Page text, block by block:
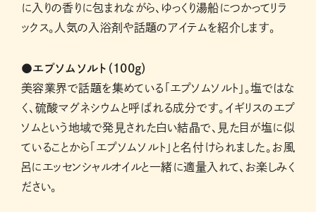
に入りの香りに包まれながら、ゆっくり湯船につかってリラ
ックス。人気の入浴剤や話題のアイテムを紹介します。
●エプソムソルト（100g）
美容業界で話題を集めている「エプソムソルト」。塩ではな
く、硫酸マグネシウムと呼ばれる成分です。イギリスのエプ
ソムという地域で発見された白い結晶で、見た目が塩に似
ていることから「エプソムソルト」と名付けられました。お風
呂にエッセンシャルオイルと一緒に適量入れて、お楽しみく
ださい。